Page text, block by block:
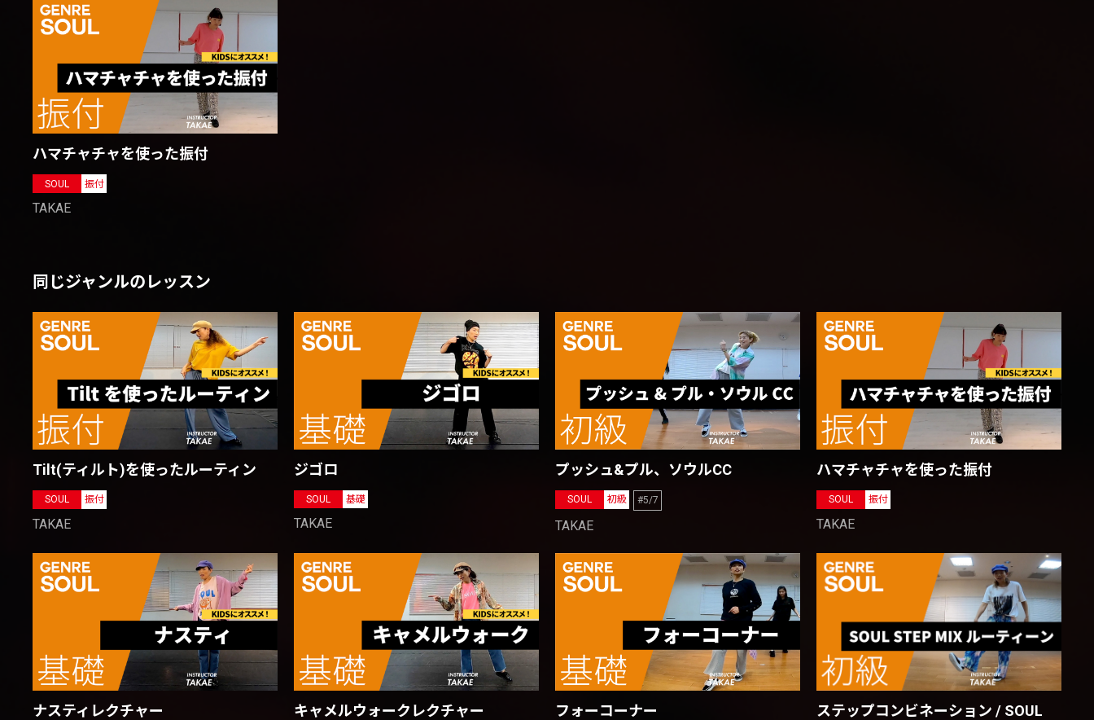
ハマチャチャを使った振付
SOUL 振付
TAKAE
同じジャンルのレッスン
Tilt(ティルト)を使ったルーティン
SOUL 振付
TAKAE
ジゴロ
SOUL 基礎
TAKAE
プッシュ&プル、ソウルCC
SOUL 初級 #5/7
TAKAE
ハマチャチャを使った振付
SOUL 振付
TAKAE
ナスティレクチャー キャメルウォークレクチャー フォーコーナー
ステップコンビネーション / SOUL